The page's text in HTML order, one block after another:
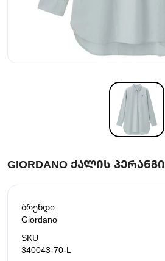
GIORDANO ᲥᲐᲚᲘᲡ ᲞᲔᲠᲐᲜᲒᲘ
ბრენდი
Giordano
SKU
340043-70-L